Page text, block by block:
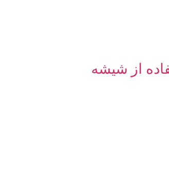
از شیشه